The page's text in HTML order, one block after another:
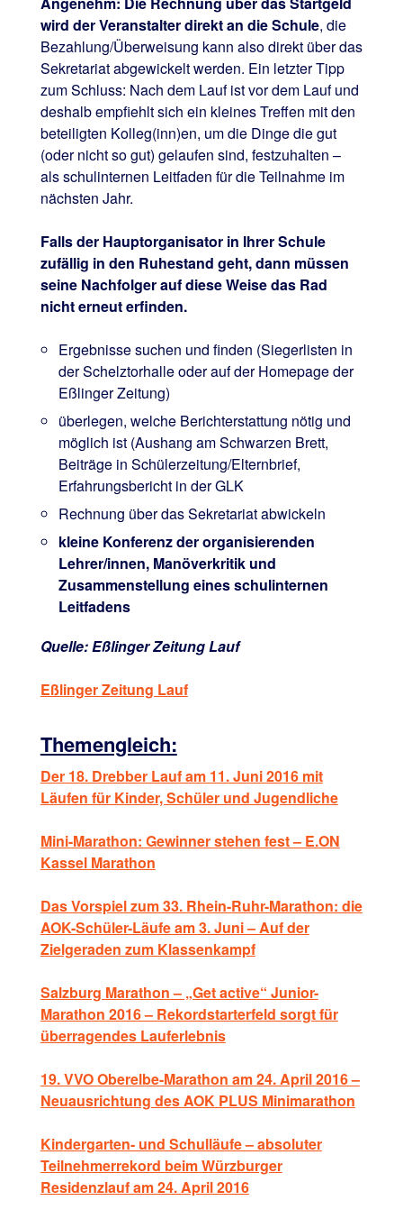
wird der Veranstalter direkt an die Schule, die
Bezahlung/Überweisung kann also direkt über das
Sekretariat abgewickelt werden. Ein letzter Tipp
zum Schluss: Nach dem Lauf ist vor dem Lauf und
deshalb empfiehlt sich ein kleines Treffen mit den
beteiligten Kolleg(inn)en, um die Dinge die gut
(oder nicht so gut) gelaufen sind, festzuhalten –
als schulinternen Leitfaden für die Teilnahme im
nächsten Jahr.
Falls der Hauptorganisator in Ihrer Schule
zufällig in den Ruhestand geht, dann müssen
seine Nachfolger auf diese Weise das Rad
nicht erneut erfinden.
Ergebnisse suchen und finden (Siegerlisten in
der Schelztorhalle oder auf der Homepage der
Eßlinger Zeitung)
überlegen, welche Berichterstattung nötig und
möglich ist (Aushang am Schwarzen Brett,
Beiträge in Schülerzeitung/Elternbrief,
Erfahrungsbericht in der GLK
Rechnung über das Sekretariat abwickeln
kleine Konferenz der organisierenden
Lehrer/innen, Manöverkritik und
Zusammenstellung eines schulinternen
Leitfadens
Quelle: Eßlinger Zeitung Lauf
Eßlinger Zeitung Lauf
Themengleich:
Der 18. Drebber Lauf am 11. Juni 2016 mit
Läufen für Kinder, Schüler und Jugendliche
Mini-Marathon: Gewinner stehen fest – E.ON
Kassel Marathon
Das Vorspiel zum 33. Rhein-Ruhr-Marathon: die
AOK-Schüler-Läufe am 3. Juni – Auf der
Zielgeraden zum Klassenkampf
Salzburg Marathon – „Get active“ Junior-
Marathon 2016 – Rekordstarterfeld sorgt für
überragendes Lauferlebnis
19. VVO Oberelbe-Marathon am 24. April 2016 –
Neuausrichtung des AOK PLUS Minimarathon
Kindergarten- und Schulläufe – absoluter
Teilnehmerrekord beim Würzburger
Residenzlauf am 24. April 2016